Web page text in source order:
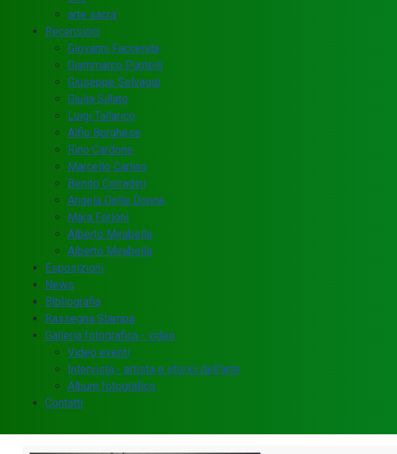
arte sacra
Recensioni
Giovanni Faccenda
Giammarco Puntelli
Giuseppe Selvaggi
Giulia Sillato
Luigi Tallarico
Alfio Borghese
Rino Cardone
Marcello Carlino
Benito Corradini
Angela Delle Donne
Mara Ferloni
Alberto Mirabella
Alberto Mirabella
Esposizioni
News
Bibliografia
Rassegna Stampa
Galleria fotografica - video
Video eventi
Intervista - artista e storici dell'arte
Album fotografico
Contatti